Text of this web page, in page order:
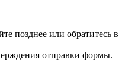
позднее или обратитесь в
отправки формы.